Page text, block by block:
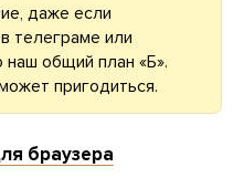
даже если
телеграме или
общий план «Б».
пригодиться.
браузера